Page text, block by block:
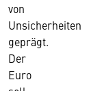
von
Unsicherheiten
geprägt.
Der
Euro